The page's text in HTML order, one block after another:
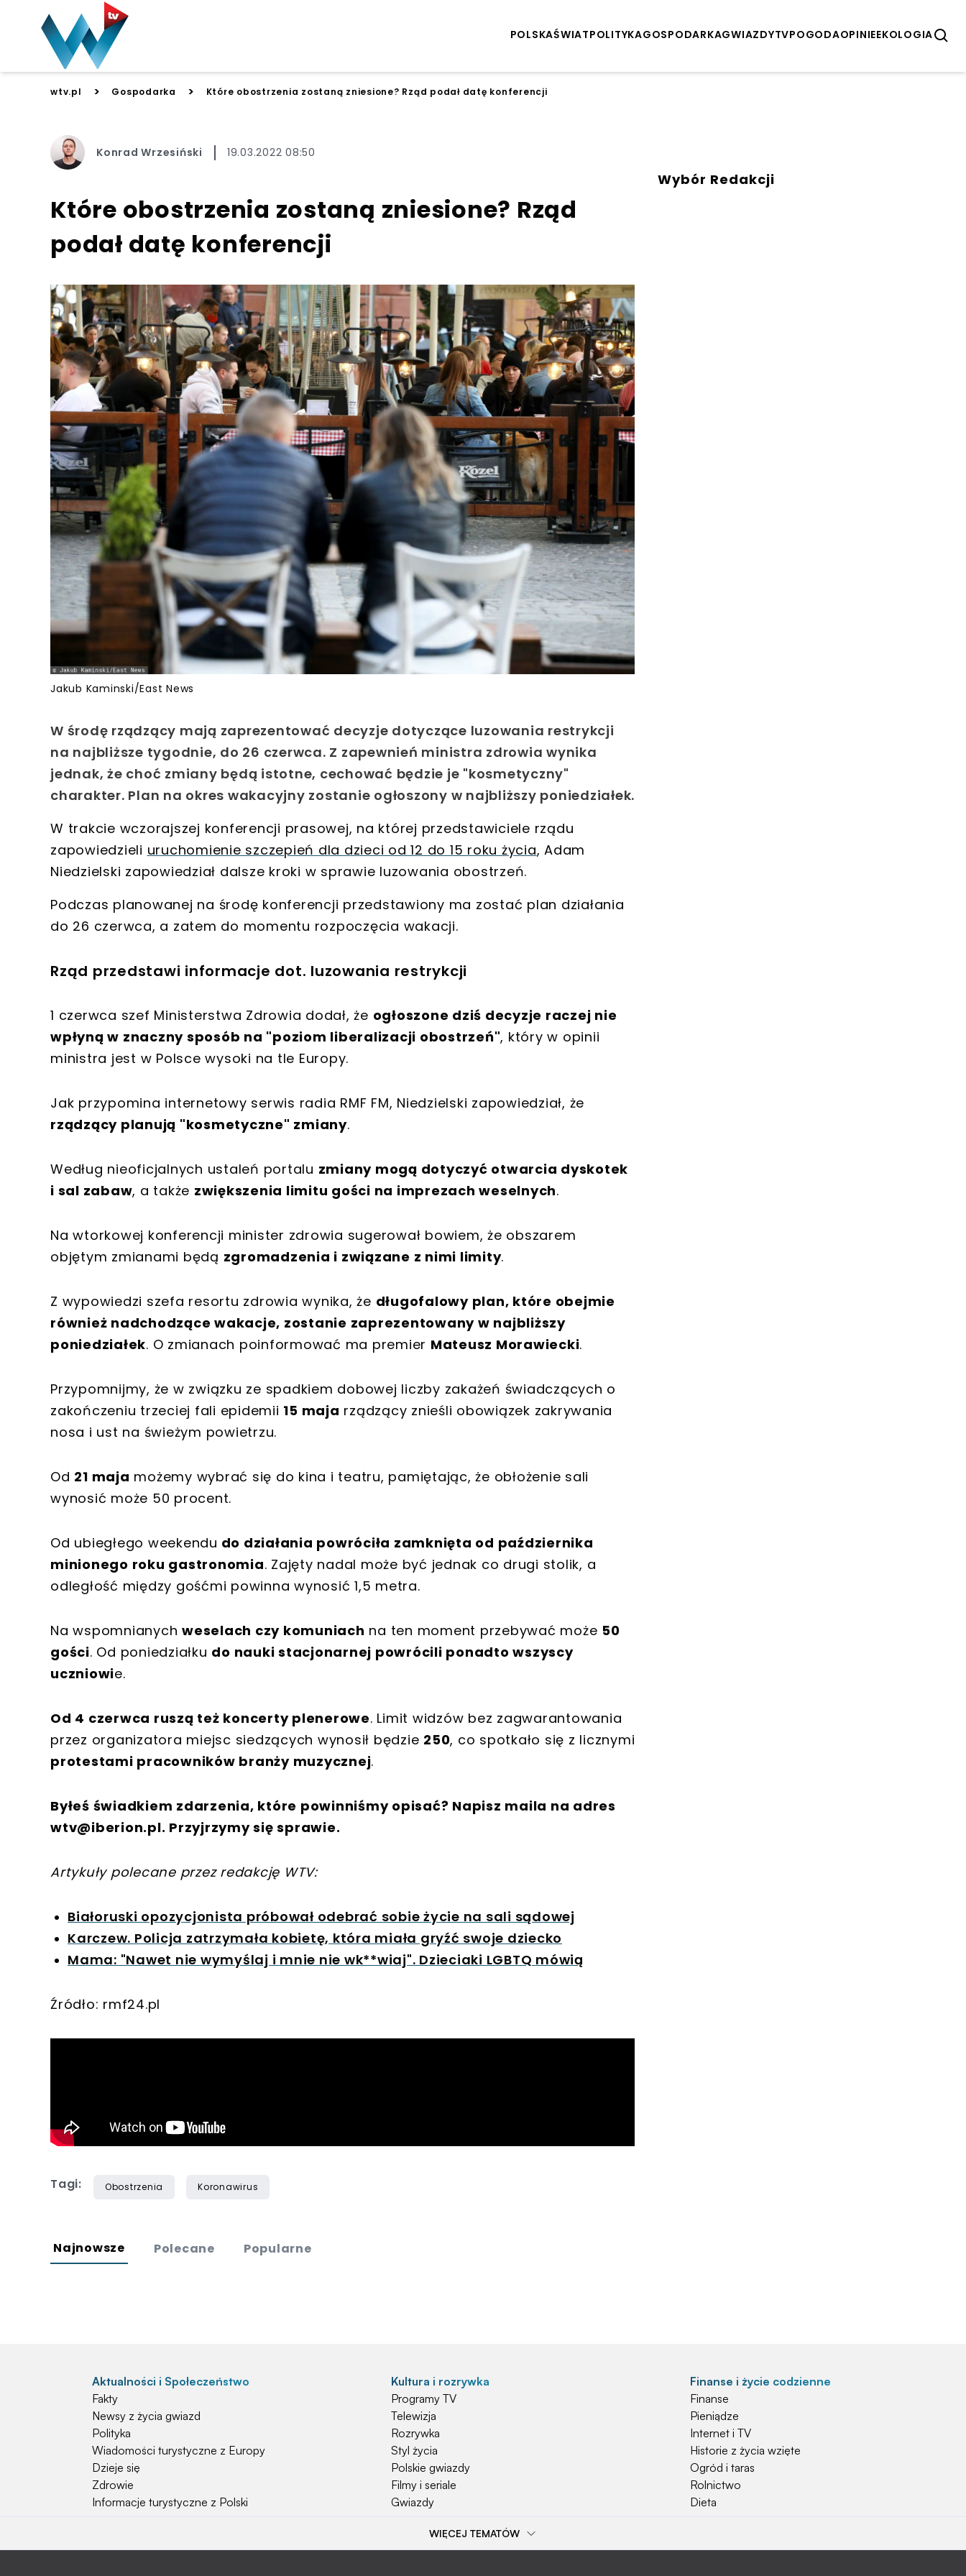
POLSKAŚWIATPOLITYKAGOSPODARKAGWIAZDYTVPOGODAOPINIEEKOLOGIA
wtv.pl > Gospodarka > Które obostrzenia zostaną zniesione? Rząd podał datę konferencji
Konrad Wrzesiński 19.03.2022 08:50
Które obostrzenia zostaną zniesione? Rząd
podał datę konferencji
Jakub Kaminski/East News
W środę rządzący mają zaprezentować decyzje dotyczące luzowania restrykcji
na najbliższe tygodnie, do 26 czerwca. Z zapewnień ministra zdrowia wynika
jednak, że choć zmiany będą istotne, cechować będzie je "kosmetyczny"
charakter. Plan na okres wakacyjny zostanie ogłoszony w najbliższy poniedziałek.
W trakcie wczorajszej konferencji prasowej, na której przedstawiciele rządu
zapowiedzieli uruchomienie szczepień dla dzieci od 12 do 15 roku życia, Adam
Niedzielski zapowiedział dalsze kroki w sprawie luzowania obostrzeń.
Podczas planowanej na środę konferencji przedstawiony ma zostać plan działania
do 26 czerwca, a zatem do momentu rozpoczęcia wakacji.
Rząd przedstawi informacje dot. luzowania restrykcji
1 czerwca szef Ministerstwa Zdrowia dodał, że ogłoszone dziś decyzje raczej nie
wpłyną w znaczny sposób na "poziom liberalizacji obostrzeń", który w opinii
ministra jest w Polsce wysoki na tle Europy.
Jak przypomina internetowy serwis radia RMF FM, Niedzielski zapowiedział, że
rządzący planują "kosmetyczne" zmiany.
Według nieoficjalnych ustaleń portalu zmiany mogą dotyczyć otwarcia dyskotek
i sal zabaw, a także zwiększenia limitu gości na imprezach weselnych.
Na wtorkowej konferencji minister zdrowia sugerował bowiem, że obszarem
objętym zmianami będą zgromadzenia i związane z nimi limity.
Z wypowiedzi szefa resortu zdrowia wynika, że długofalowy plan, które obejmie
również nadchodzące wakacje, zostanie zaprezentowany w najbliższy
poniedziałek. O zmianach poinformować ma premier Mateusz Morawiecki.
Przypomnijmy, że w związku ze spadkiem dobowej liczby zakażeń świadczących o
zakończeniu trzeciej fali epidemii 15 maja rządzący znieśli obowiązek zakrywania
nosa i ust na świeżym powietrzu.
Od 21 maja możemy wybrać się do kina i teatru, pamiętając, że obłożenie sali
wynosić może 50 procent.
Od ubiegłego weekendu do działania powróciła zamknięta od października
minionego roku gastronomia. Zajęty nadal może być jednak co drugi stolik, a
odległość między gośćmi powinna wynosić 1,5 metra.
Na wspomnianych weselach czy komuniach na ten moment przebywać może 50
gości. Od poniedziałku do nauki stacjonarnej powrócili ponadto wszyscy
uczniowie.
Od 4 czerwca ruszą też koncerty plenerowe. Limit widzów bez zagwarantowania
przez organizatora miejsc siedzących wynosił będzie 250, co spotkało się z licznymi
protestami pracowników branży muzycznej.
Byłeś świadkiem zdarzenia, które powinniśmy opisać? Napisz maila na adres
wtv@iberion.pl. Przyjrzymy się sprawie.
Artykuły polecane przez redakcję WTV:
Białoruski opozycjonista próbował odebrać sobie życie na sali sądowej
Karczew. Policja zatrzymała kobietę, która miała gryźć swoje dziecko
Mama: "Nawet nie wymyślaj i mnie nie wk**wiaj". Dzieciaki LGBTQ mówią
Źródło: rmf24.pl
Tagi: Obostrzenia Koronawirus
Wybór Redakcji
Najnowsze Polecane Popularne
Aktualności i Społeczeństwo
Fakty
Newsy z życia gwiazd
Polityka
Wiadomości turystyczne z Europy
Dzieje się
Zdrowie
Informacje turystyczne z Polski
Kultura i rozrywka
Programy TV
Telewizja
Rozrywka
Styl życia
Polskie gwiazdy
Filmy i seriale
Gwiazdy
Finanse i życie codzienne
Finanse
Pieniądze
Internet i TV
Historie z życia wzięte
Ogród i taras
Rolnictwo
Dieta
Natura i Hobby
Popularne tematy
Najchętniej czytane
WIĘCEJ TEMATÓW